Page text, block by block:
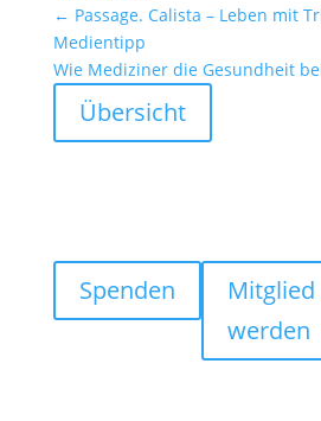
← Passage. Calista – Leben mit
Medien­tipp
Wie Mediziner die Gesund­heit
Übersicht
Spenden
Mitglied
werden